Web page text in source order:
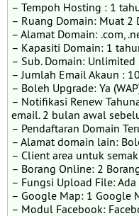
– Tempoh Hosting : 1
– Ruang Domain: Muat 2
– Alamat Domain: .com,
– Kapasiti Domain: 1
– Sub. Domain: Unlimited
– Jumlah Email Akaun :
– Boleh Upgrade: Ya
– Notifikasi Renew
email. 2 bulan awal
– Pendaftaran Domain
– Alamat domain lain:
– Client area untuk
– Borang Online: 2
– Fungsi Upload File: Ada
– Google Map: 1 Google
– Modul Facebook: